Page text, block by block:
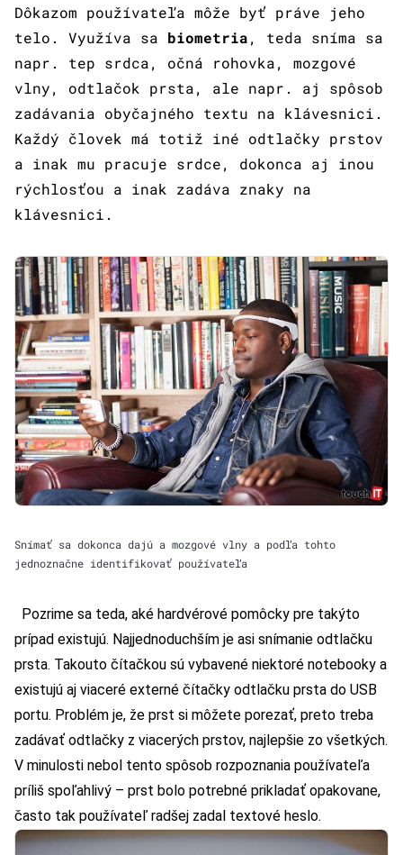
Dôkazom používateľa môže byť práve jeho
telo. Využíva sa biometria, teda sníma sa
napr. tep srdca, očná rohovka, mozgové
vlny, odtlačok prsta, ale napr. aj spôsob
zadávania obyčajného textu na klávesnici.
Každý človek má totiž iné odtlačky prstov
a inak mu pracuje srdce, dokonca aj inou
rýchlosťou a inak zadáva znaky na
klávesnici.
Snímať sa dokonca dajú a mozgové vlny a podľa tohto
jednoznačne identifikovať používateľa
Pozrime sa teda, aké hardvérové pomôcky pre takýto
prípad existujú. Najjednoduchším je asi snímanie odtlačku
prsta. Takouto čítačkou sú vybavené niektoré notebooky a
existujú aj viaceré externé čítačky odtlačku prsta do USB
portu. Problém je, že prst si môžete porezať, preto treba
zadávať odtlačky z viacerých prstov, najlepšie zo všetkých.
V minulosti nebol tento spôsob rozpoznania používateľa
príliš spoľahlivý – prst bolo potrebné prikladať opakovane,
často tak používateľ radšej zadal textové heslo.